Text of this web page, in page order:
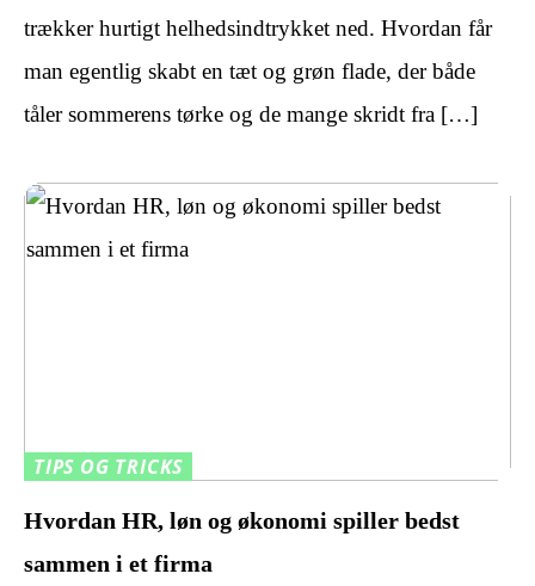
trækker hurtigt helhedsindtrykket ned. Hvordan får
man egentlig skabt en tæt og grøn flade, der både
tåler sommerens tørke og de mange skridt fra […]
TIPS OG TRICKS
Hvordan HR, løn og økonomi spiller bedst
sammen i et firma